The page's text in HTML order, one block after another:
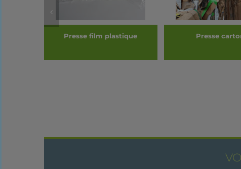
Presse film plastique Presse